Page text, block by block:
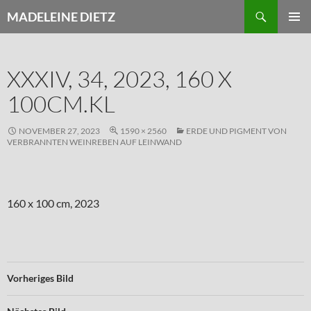
Inhalt
MADELEINE DIETZ
XXXIV, 34, 2023, 160 X
100CM.KL
NOVEMBER 27, 2023 1590 × 2560
ERDE UND PIGMENT VON
VERBRANNTEN WEINREBEN AUF LEINWAND
160 x 100 cm, 2023
Vorheriges Bild